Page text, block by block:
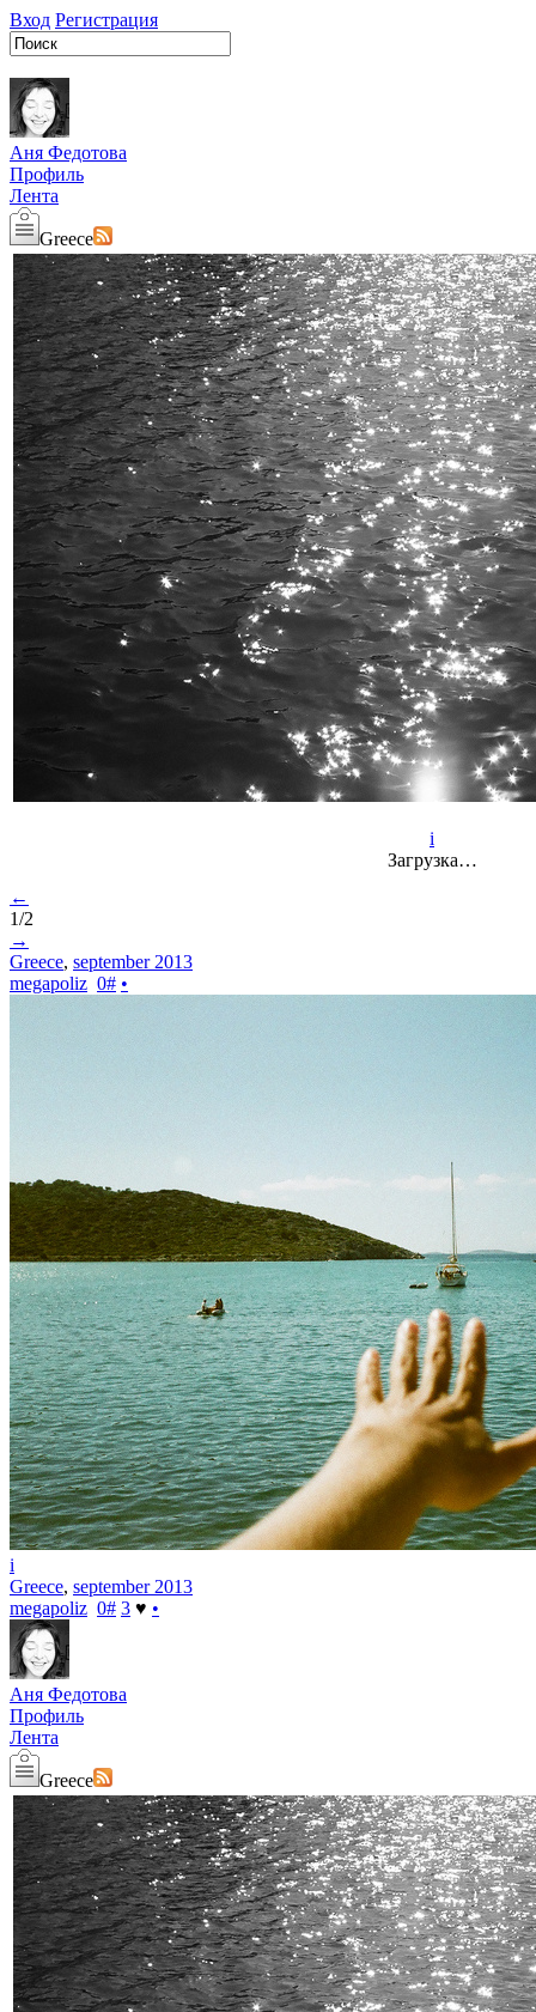
Вход Регистрация
Аня Федотова
Профиль
Лента
Greece
i
Загрузка…
←
1/2
→
Greece, september 2013
megapoliz 0# •
i
Greece, september 2013
megapoliz 0# 3 ♥ •
Аня Федотова
Профиль
Лента
Greece